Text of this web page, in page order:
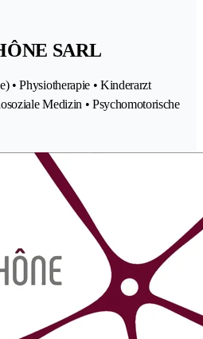
SARL
• Physiotherapie • Kinderarzt
Medizin • Psychomotorische